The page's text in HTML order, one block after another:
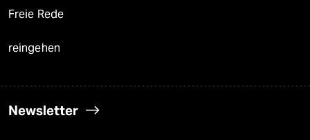
Freie Rede
reingehen
Newsletter